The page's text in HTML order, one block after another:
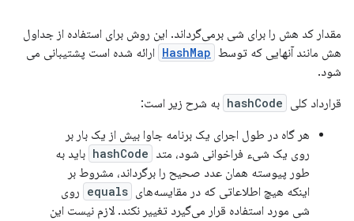
مقدار کد هش را برای شی برمی‌گرداند. این روش برای استفاده از جداول
هش مانند آنهایی که توسط HashMap ارائه شده است پشتیبانی می
شود.
قرارداد کلی hashCode به شرح زیر است:
هر گاه در طول اجرای یک برنامه جاوا بیش از یک بار بر
روی یک شیء فراخوانی شود، متد hashCode باید به
طور پیوسته همان عدد صحیح را برگرداند، مشروط بر
اینکه هیچ اطلاعاتی که در مقایسه‌های equals روی
شی مورد استفاده قرار می‌گیرد تغییر نکند. لازم نیست این